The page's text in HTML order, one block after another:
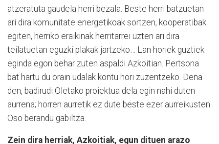
atzeratuta gaudela herri bezala. Beste herri batzuetan
ari dira komunitate energetikoak sortzen, kooperatibak
egiten, herriko eraikinak herritarrei uzten ari dira
teilatuetan eguzki plakak jartzeko… Lan horiek guztiek
eginda egon behar zuten aspaldi Azkoitian. Pertsona
bat hartu du orain udalak kontu hori zuzentzeko. Dena
den, badirudi Oletako proiektua dela egin nahi duten
aurrena; horren aurretik ez dute beste ezer aurreikusten.
Oso berandu gabiltza.
Zein dira herriak, Azkoitiak, egun dituen arazo